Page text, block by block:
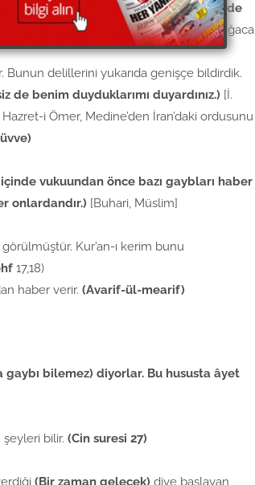
anda Rabbim, bana devemin nerede
Tarif edilen yere gidip deveyi bir ağaca
Bunun delillerini yukarıda genişçe bildirdik.
de benim duyduklarımı duyardınız.) [İ.
i Ömer, Medine’den İran’daki ordusunu
vukuundan önce bazı gaybları haber
onlardandır.) [Buhari, Müslim]
Kur’an-ı kerim bunu
17,18)
haber verir. (Avarif-ül-mearif)
bilemez) diyorlar. Bu hususta âyet
bilir. (Cin suresi 27)